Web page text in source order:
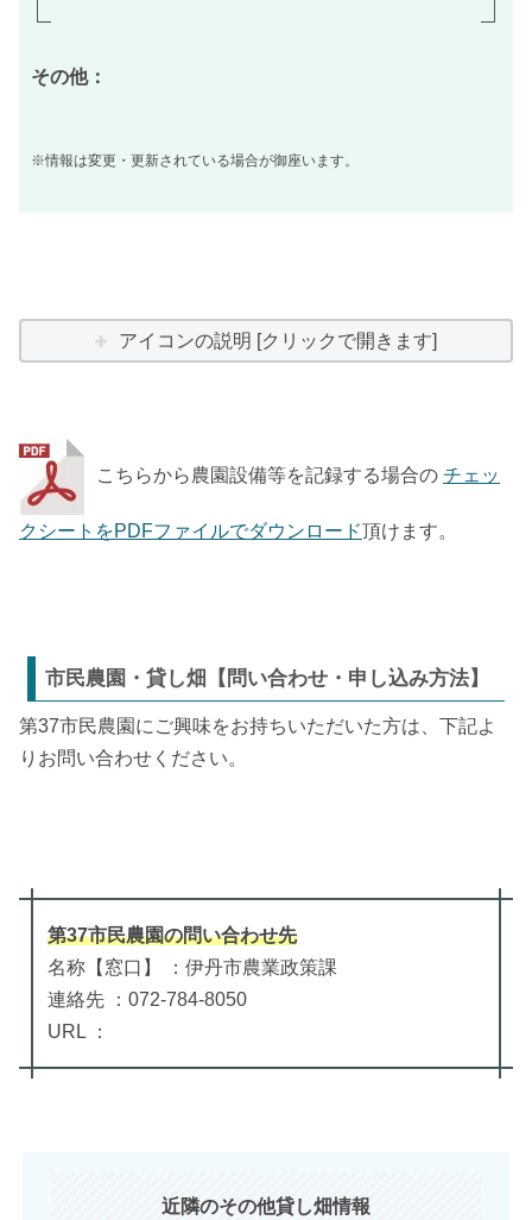
その他：
※情報は変更・更新されている場合が御座います。
アイコンの説明 [クリックで開きます]
こちらから農園設備等を記録する場合の チェッ
クシートをPDFファイルでダウンロード頂けます。
市民農園・貸し畑【問い合わせ・申し込み方法】
第37市民農園にご興味をお持ちいただいた方は、下記よ
りお問い合わせください。
第37市民農園の問い合わせ先
名称【窓口】 ：伊丹市農業政策課
連絡先 ：072-784-8050
URL ：
近隣のその他貸し畑情報